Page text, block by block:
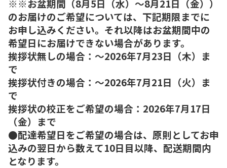
※※お盆期間（8月5日（水）～8月21日（金））
のお届けのご希望については、下記期限までに
お申し込みください。それ以降はお盆期間中の
希望日にお届けできない場合があります。
挨拶状無しの場合：～2026年7月23日（木）ま
で
挨拶状付きの場合：～2026年7月21日（火）ま
で
挨拶状の校正をご希望の場合：2026年7月17日
（金）まで
●配達希望日をご希望の場合は、原則としてお申
込みの翌日から数えて10日目以降、配送期間内
となります。